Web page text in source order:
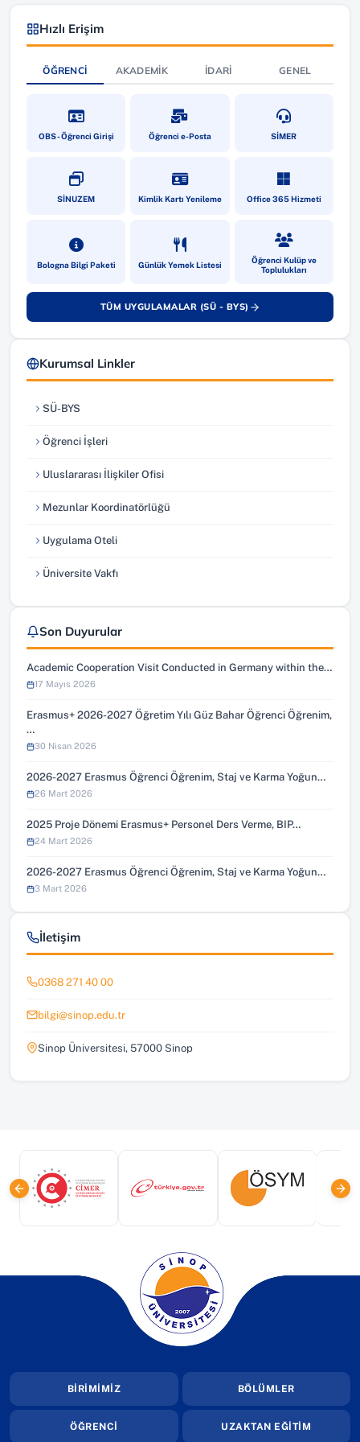
Hızlı Erişim
ÖĞRENCI AKADEMIK İDARI GENEL
OBS - Öğrenci Girişi(yeni sekmede açılır)Öğrenci e-Posta(yeni sekmede açılır)SİMER(yeni sekmede
SİNUZEM(yeni sekmede açılır)Kimlik Kartı Yenileme(yeni sekmede açılır)Office 365 Hizmeti
(yeni sekmede
Bologna Bilgi Paketi(yeni sekmede açılır)Günlük Yemek Listesi(yeni sekmede açılır)Öğrenci Kulüp ve
Toplulukları
(yeni sekmede
TÜM UYGULAMALAR (SÜ - BYS)
(yeni sekmede açılır)
Kurumsal Linkler
SÜ-BYS
(yeni sekmede açılır)
Öğrenci İşleri
(yeni sekmede açılır)
Uluslararası İlişkiler Ofisi
(yeni sekmede açılır)
Mezunlar Koordinatörlüğü
(yeni sekmede açılır)
Uygulama Oteli
(yeni sekmede açılır)
Üniversite Vakfı
(yeni sekmede açılır)
Son Duyurular
Academic Cooperation Visit Conducted in Germany within the…
17 Mayıs 2026
Erasmus+ 2026-2027 Öğretim Yılı Güz Bahar Öğrenci Öğrenim,
…
30 Nisan 2026
2026-2027 Erasmus Öğrenci Öğrenim, Staj ve Karma Yoğun…
26 Mart 2026
2025 Proje Dönemi Erasmus+ Personel Ders Verme, BIP…
24 Mart 2026
2026-2027 Erasmus Öğrenci Öğrenim, Staj ve Karma Yoğun…
3 Mart 2026
İletişim
0368 271 40 00
bilgi@sinop.edu.tr
Sinop Üniversitesi, 57000 Sinop
(yeni sekmede açılır)(yeni sekmede açılır)(yeni sekmede
(yeni sekmede açılır)
BİRİMİMİZ BÖLÜMLER
ÖĞRENCİ UZAKTAN EĞİTİM